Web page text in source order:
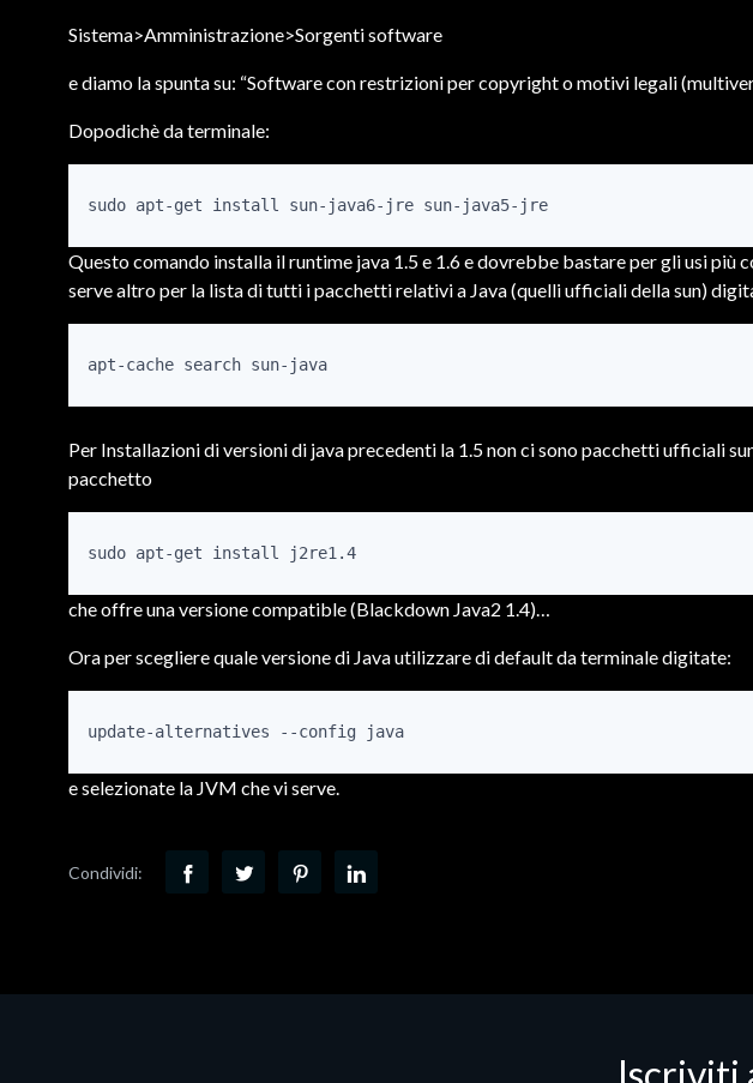
Sistema>Amministrazione>Sorgenti software
e diamo la spunta su: “Software con restrizioni per copyright o motivi legali
Dopodichè da terminale:
sudo apt-get install sun-java6-jre sun-java5-jre
Questo comando installa il runtime java 1.5 e 1.6 e dovrebbe bastare per gli usi più
serve altro per la lista di tutti i pacchetti relativi a Java (quelli ufficiali della sun)
apt-cache search sun-java
Per Installazioni di versioni di java precedenti la 1.5 non ci sono pacchetti ufficiali
pacchetto
sudo apt-get install j2re1.4
che offre una versione compatible (Blackdown Java2 1.4)…
Ora per scegliere quale versione di Java utilizzare di default da terminale digitate:
update-alternatives --config java
e selezionate la JVM che vi serve.
Condividi: